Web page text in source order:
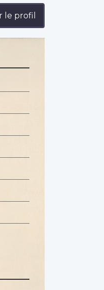
le profil